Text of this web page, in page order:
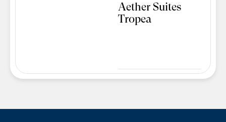
Aether Suites
Tropea